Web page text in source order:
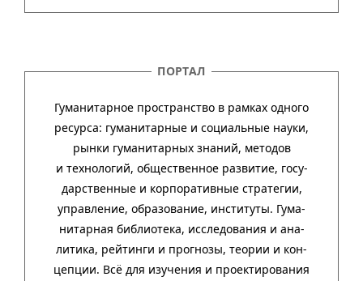
ПОРТАЛ
Гуманитарное пространство в рамках одного
ресурса: гума­ни­тар­ные и соци­аль­ные науки,
рынки гума­ни­тар­ных зна­ний, методов
и техно­ло­гий, обще­ст­вен­ное раз­ви­тие, госу­
дар­ст­вен­ные и кор­пора­тив­ные стра­тегии,
управ­ле­ние, обра­зо­ва­ние, инсти­туты. Гума­
нитар­ная биб­лио­тека, иссле­до­ва­ния и ана­
ли­тика, рей­тинги и прог­нозы, тео­рии и кон­
цеп­ции. Всё для изу­че­ния и про­ек­тиро­ва­ния